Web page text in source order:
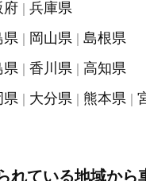
府
兵庫県
県 岡山県
島根県
県 香川県
高知県
県 大分県 熊本県
れている地域から